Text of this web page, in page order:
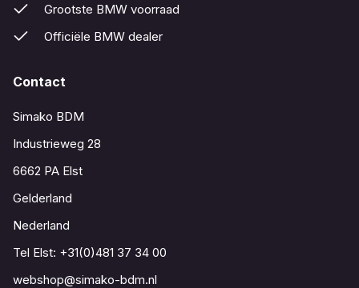
Grootste BMW voorraad
Officiële BMW dealer
Contact
Simako BDM
Industrieweg 28
6662 PA Elst
Gelderland
Nederland
Tel Elst: +31(0)481 37 34 00
webshop@simako-bdm.nl